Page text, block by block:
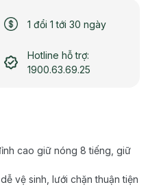
1 đổi 1 tới 30 ngày
Hotline hỗ trợ:
1900.63.69.25
cao giữ nóng 8 tiếng, giữ
vệ sinh, lưới chặn thuận tiện